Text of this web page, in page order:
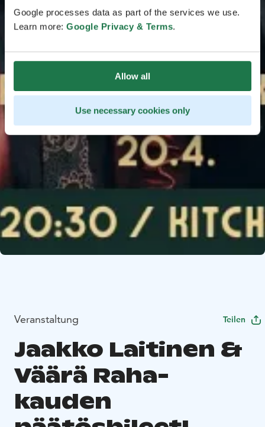
Google processes data as part of the services we use.
Learn more: Google Privacy & Terms.
Allow all
Use necessary cookies only
Veranstaltung Teilen
Jaakko Laitinen &
Väärä Raha-
kauden